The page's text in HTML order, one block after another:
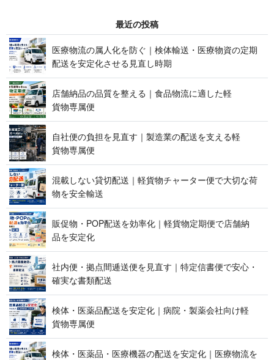
最 近 の 投 稿
医療物流の属人化を防ぐ｜検体輸送・医療物資の定期
配送を安定化させる見 直 し 時 期
店舗納品の品質を整える｜食品物流に適した軽
貨 物 専 属 便
自社便の負担を見直す｜製造業の配送を支える軽
貨 物 専 属 便
混載しない貸切配送｜軽貨物チャーター便で大切な荷
物を 安 全 輸 送
販促物・POP配送を効率化｜軽貨物定期便で店舗納
品 を 安 定 化
社内便・拠点間逓送便を見直す｜特定信書便で安心・
確実な 書 類 配 送
検体・医薬品配送を安定化｜病院・製薬会社向け軽
貨 物 専 属 便
検体・医薬品・医療機器の配送を安定化｜医療物流を